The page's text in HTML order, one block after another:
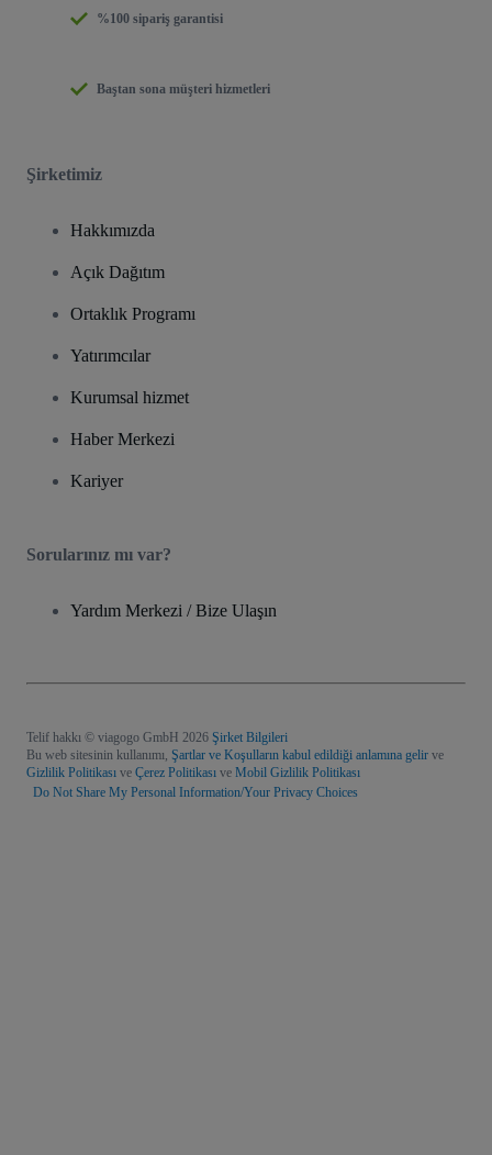
%100 sipariş garantisi
Baştan sona müşteri hizmetleri
Şirketimiz
Hakkımızda
Açık Dağıtım
Ortaklık Programı
Yatırımcılar
Kurumsal hizmet
Haber Merkezi
Kariyer
Sorularınız mı var?
Yardım Merkezi / Bize Ulaşın
Telif hakkı © viagogo GmbH 2026 Şirket Bilgileri
Bu web sitesinin kullanımı, Şartlar ve Koşulların kabul edildiği anlamına gelir ve
Gizlilik Politikası ve Çerez Politikası ve Mobil Gizlilik Politikası
Do Not Share My Personal Information/Your Privacy Choices